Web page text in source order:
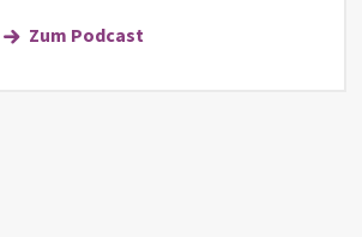
Zum Podcast